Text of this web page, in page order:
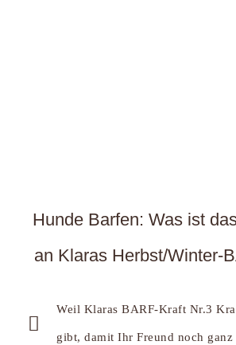
Hunde Barfen: Was ist
an Klaras Herbst/Winter-
Weil Klaras BARF-Kraft Nr.3
gibt, damit Ihr Freund noch